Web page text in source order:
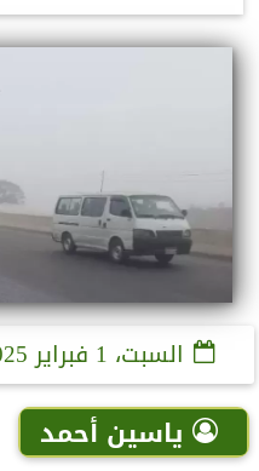
السبت، 1 فبراير 2025
ياسين أحمد